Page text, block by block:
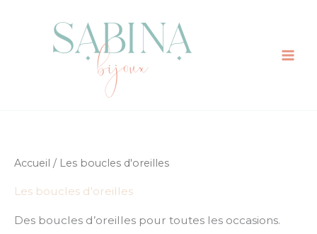
Accueil / Les boucles d'oreilles
Les boucles d'oreilles
Des boucles d’oreilles pour toutes les occasions.